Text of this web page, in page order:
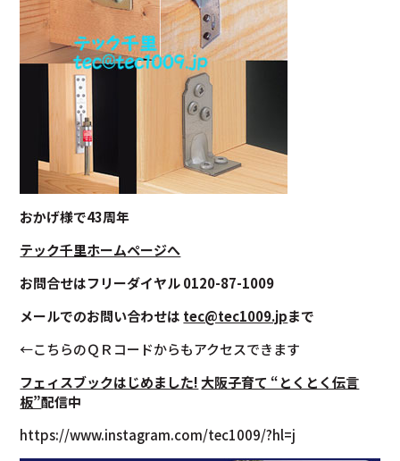
おかげ様で43周年
テック千里ホームページへ
お問合せはフリーダイヤル 0120-87-1009
メールでのお問い合わせは tec@tec1009.jpまで
←こちらのＱＲコードからもアクセスできます
フェィスブックはじめました! 大阪子育て “とくとく伝言
板”配信中
https://www.instagram.com/tec1009/?hl=j